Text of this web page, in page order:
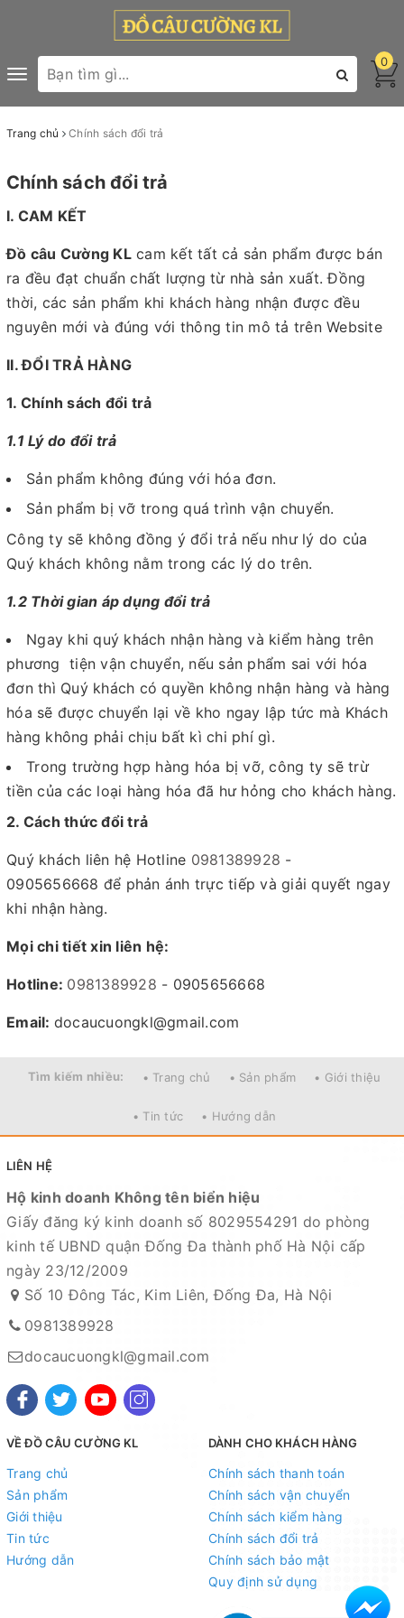
Toggle
navigation
0
Trang chủ Chính sách đổi trả
Chính sách đổi trả
I. CAM KẾT
Đồ câu Cường KLcam kết tất cả sản phẩm được bán
ra đều đạt chuẩn chất lượng từ nhà sản xuất. Đồng
thời, các sản phẩm khi khách hàng nhận được đều
nguyên mới và đúng với thông tin mô tả trên Website
II. ĐỔI TRẢ HÀNG
1. Chính sách đổi trả
1.1 Lý do đổi trả
Sản phẩm không đúng với hóa đơn.
Sản phẩm bị vỡ trong quá trình vận chuyển.
Công ty sẽ không đồng ý đổi trả nếu như lý do của
Quý khách không nằm trong các lý do trên.
1.2 Thời gian áp dụng đổi trả
Ngay khi quý khách nhận hàng và kiểm hàng trên
phương tiện vận chuyển, nếu sản phẩm sai với hóa
đơn thì Quý khách có quyền không nhận hàng và hàng
hóa sẽ được chuyển lại về kho ngay lập tức mà Khách
hàng không phải chịu bất kì chi phí gì.
Trong trường hợp hàng hóa bị vỡ, công ty sẽ trừ
tiền của các loại hàng hóa đã hư hỏng cho khách hàng.
2. Cách thức đổi trả
Quý khách liên hệ Hotline 0981389928 -
0905656668 để phản ánh trực tiếp và giải quyết ngay
khi nhận hàng.
Mọi chi tiết xin liên hệ:
Hotline: 0981389928 - 0905656668
Email: docaucuongkl@gmail.com
Tìm kiếm nhiều: • Trang chủ • Sản phẩm • Giới thiệu
• Tin tức • Hướng dẫn
LIÊN HỆ
Hộ kinh doanh Không tên biển hiệu
Giấy đăng ký kinh doanh số 8029554291 do phòng
kinh tế UBND quận Đống Đa thành phố Hà Nội cấp
ngày 23/12/2009
Số 10 Đông Tác, Kim Liên, Đống Đa, Hà Nội
0981389928
docaucuongkl@gmail.com
VỀ ĐỒ CÂU CƯỜNG KL
Trang chủ
Sản phẩm
Giới thiệu
Tin tức
Hướng dẫn
DÀNH CHO KHÁCH HÀNG
Chính sách thanh toán
Chính sách vận chuyển
Chính sách kiểm hàng
Chính sách đổi trả
Chính sách bảo mật
Quy định sử dụng